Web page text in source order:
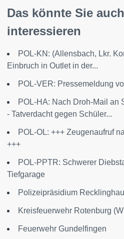
Das könnte Sie auch
interessieren
POL-KN: (Allensbach, Lkr.
Einbruch in Outlet in der...
POL-VER: Pressemeldung
POL-HA: Nach Droh-Mail an
- Tatverdacht gegen Schüler...
POL-OL: +++ Zeugenaufruf
+++
POL-PPTR: Schwerer
Tiefgarage
Polizeipräsidium
Kreisfeuerwehr Rotenburg
Feuerwehr Gundelfingen